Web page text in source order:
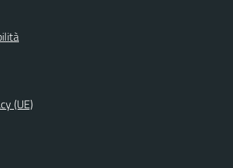
(UE)